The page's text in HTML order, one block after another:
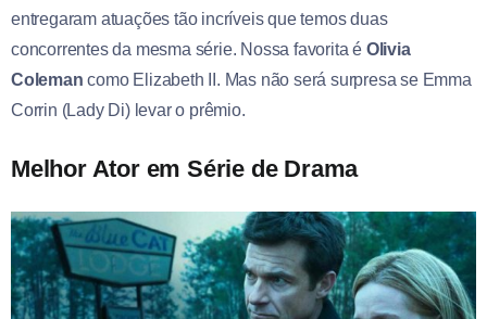
entregaram atuações tão incríveis que temos duas
concorrentes da mesma série. Nossa favorita é Olivia
Coleman como Elizabeth II. Mas não será surpresa se Emma
Corrin (Lady Di) levar o prêmio.
Melhor Ator em Série de Drama